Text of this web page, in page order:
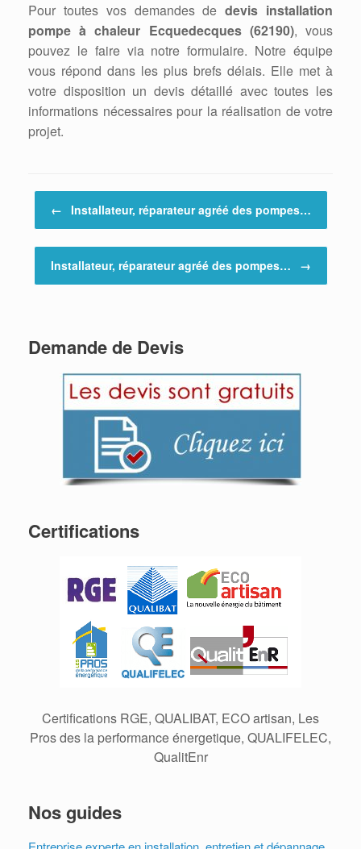
Pour toutes vos demandes dedevis installation
pompe à chaleur Ecquedecques (62190), vous
pouvez le faire via notre formulaire. Notre équipe
vous répond dans les plus brefs délais. Elle met à
votre disposition un devis détaillé avec toutes les
informations nécessaires pour la réalisation de votre
projet.
← Installateur, réparateur agréé des pompes…
Installateur, réparateur agréé des pompes… →
Demande de Devis
Certifications
Certifications RGE, QUALIBAT, ECO artisan, Les
Pros des la performance énergetique, QUALIFELEC,
QualitEnr
Nos guides